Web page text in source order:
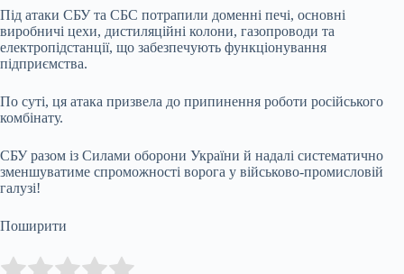
Під атаки СБУ та СБС потрапили доменні печі, основні
виробничі цехи, дистиляційні колони, газопроводи та
електропідстанції, що забезпечують функціонування
підприємства.
По суті, ця атака призвела до припинення роботи російського
комбінату.
СБУ разом із Силами оборони України й надалі систематично
зменшуватиме спроможності ворога у військово-промисловій
галузі!
Поширити
Rate this item: